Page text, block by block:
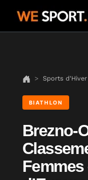
Sports d'Hiver
BIATHLON
Brezno-